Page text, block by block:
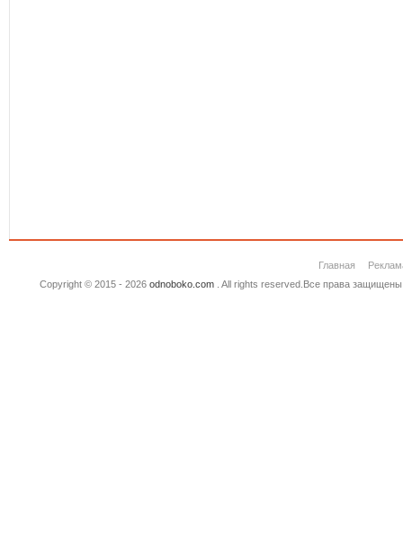
Главная
Copyright © 2015 - 2026 odnoboko.com. All rights reserved.Все права защищены.